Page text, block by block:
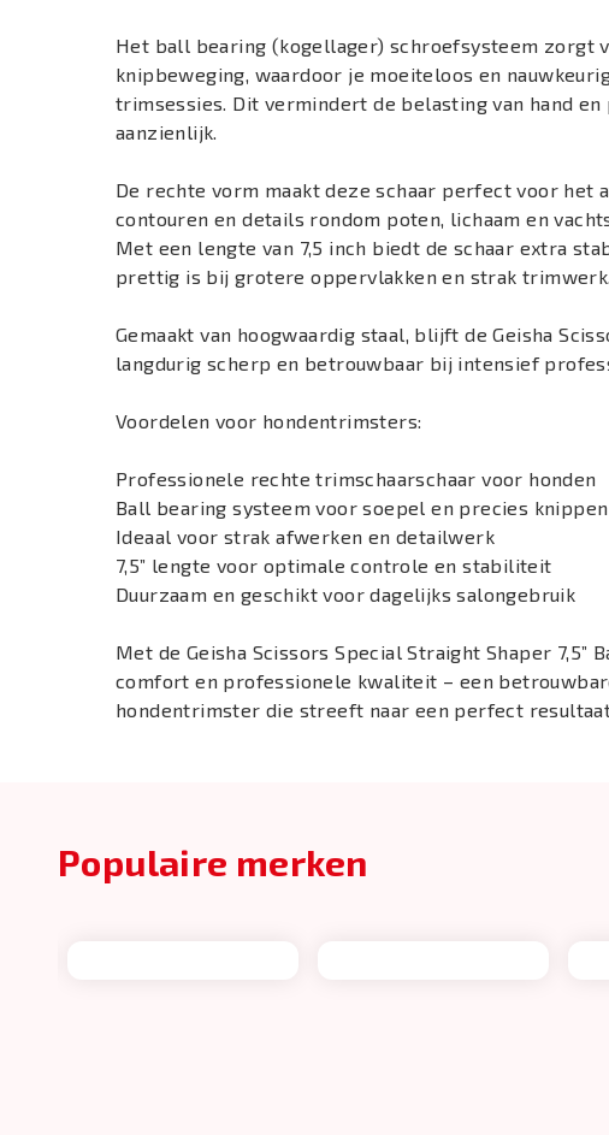
Het ball bearing (kogellager) schroefsysteem zorgt
knipbeweging, waardoor je moeiteloos en
trimsessies. Dit vermindert de belasting van hand
aanzienlijk.
De rechte vorm maakt deze schaar perfect voor het
contouren en details rondom poten, lichaam en
Met een lengte van 7,5 inch biedt de schaar extra
prettig is bij grotere oppervlakken en strak trimwerk.
Gemaakt van hoogwaardig staal, blijft de Geisha
langdurig scherp en betrouwbaar bij intensief
Voordelen voor hondentrimsters:
Professionele rechte trimschaarschaar voor honden
Ball bearing systeem voor soepel en precies knippen
Ideaal voor strak afwerken en detailwerk
7,5” lengte voor optimale controle en stabiliteit
Duurzaam en geschikt voor dagelijks salongebruik
Met de Geisha Scissors Special Straight Shaper 7,5”
comfort en professionele kwaliteit – een
hondentrimster die streeft naar een perfect
Populaire merken